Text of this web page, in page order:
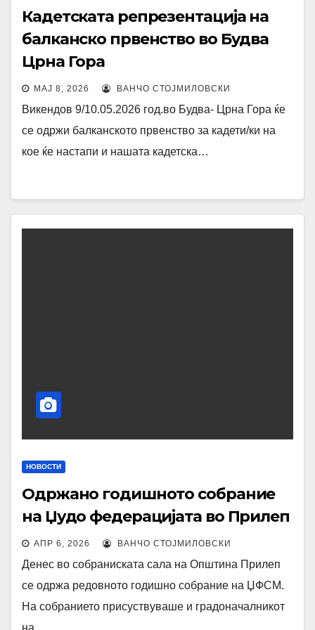
Кадетската репрезентација на
балканско првенство во Будва
Црна Гора
МАЈ 8, 2026 ВАНЧО СТОЈМИЛОВСКИ
Викендов 9/10.05.2026 год.во Будва- Црна Гора ќе
се одржи балканското првенство за кадети/ки на
кое ќе настапи и нашата кадетска…
НОВОСТИ
Одржано годишното собрание
на Џудо федерацијата во Прилеп
АПР 6, 2026 ВАНЧО СТОЈМИЛОВСКИ
Денес во собраниската сала на Општина Прилеп
се одржа редовното годишно собрание на ЏФСМ.
На собранието присуствуваше и градоначалникот
на…